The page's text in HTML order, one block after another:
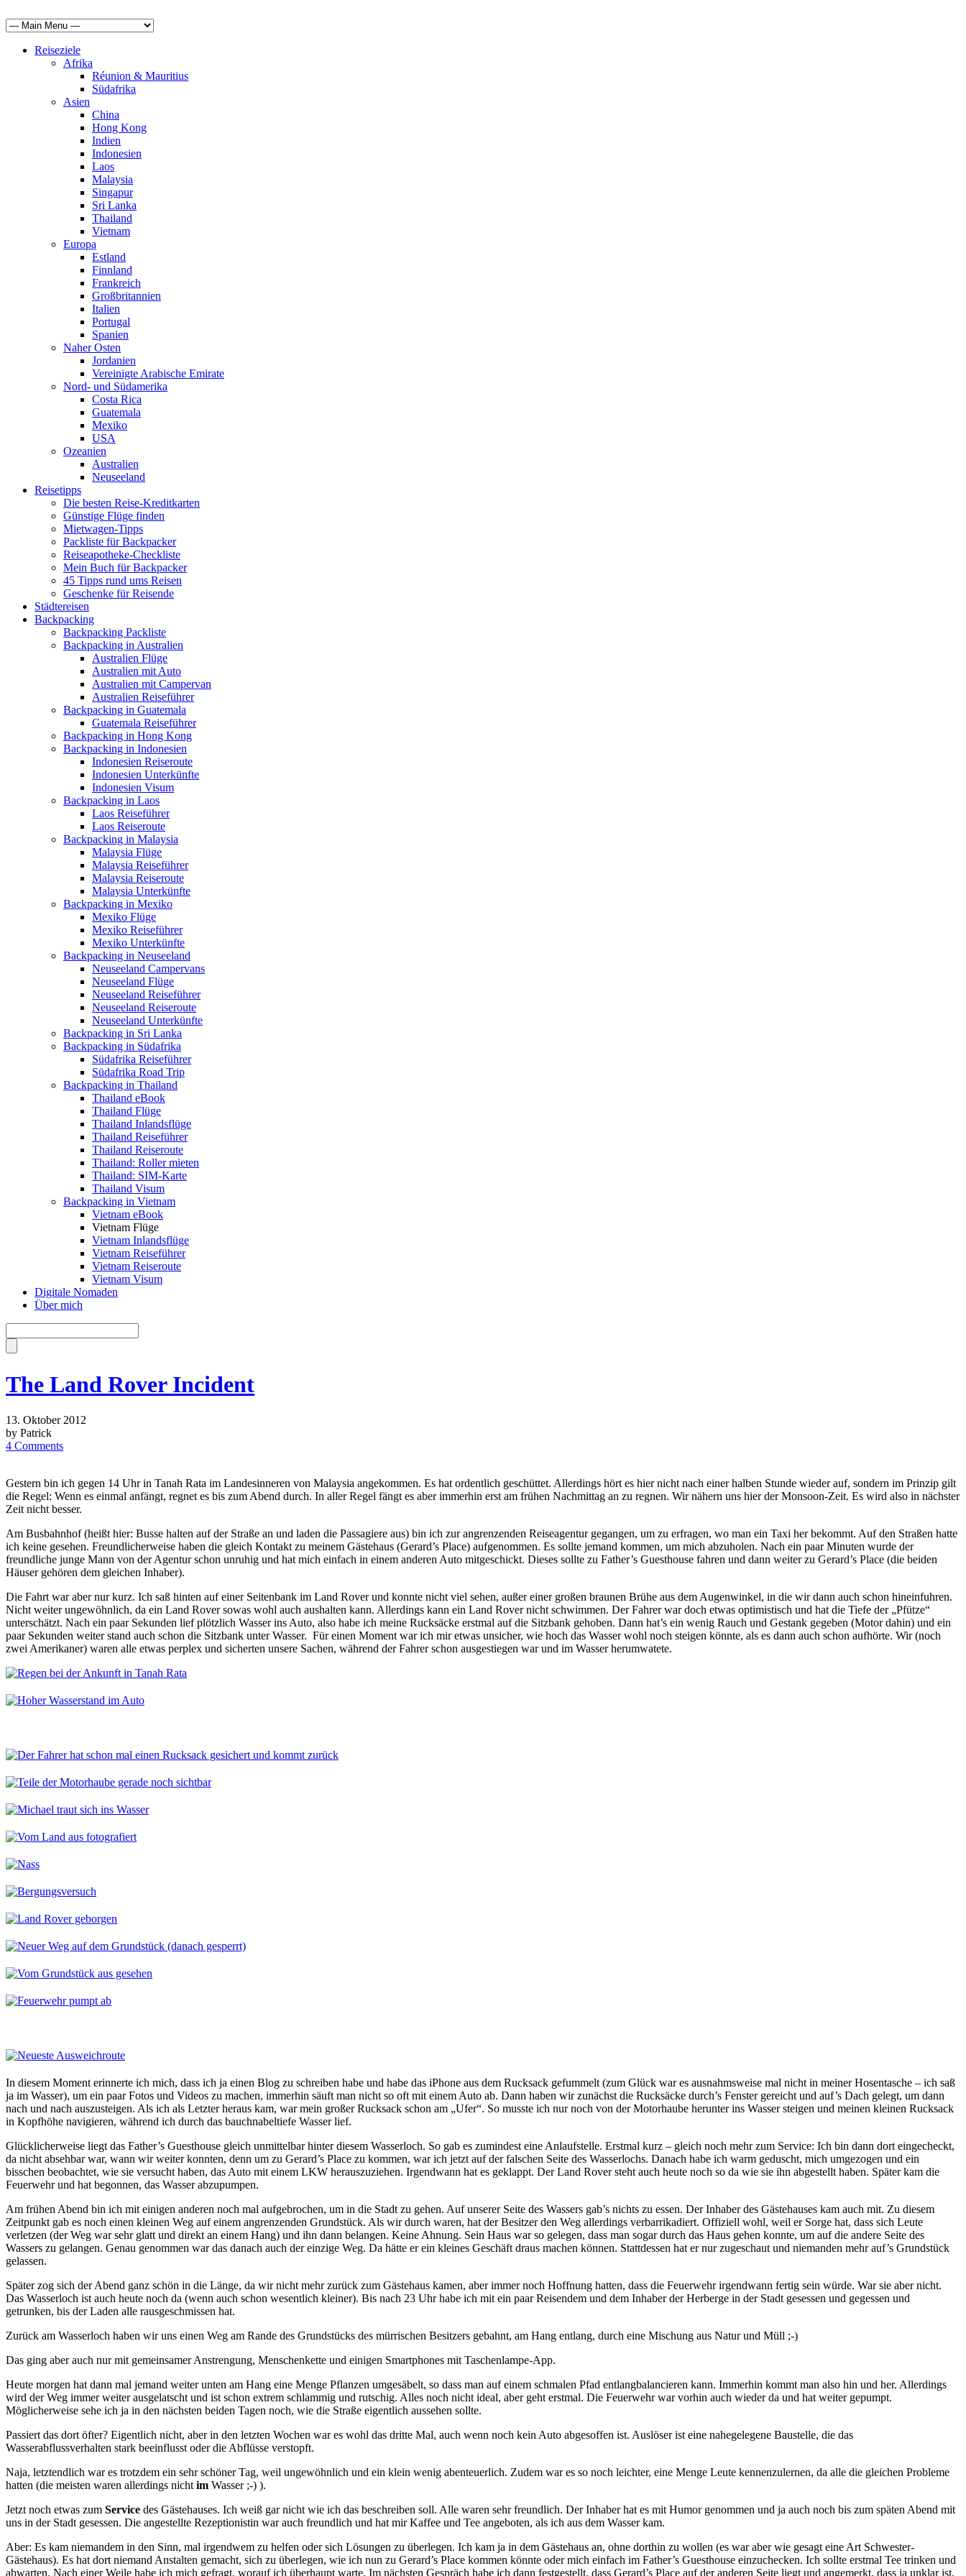
Reiseziele
Afrika
Réunion & Mauritius
Südafrika
Asien
China
Hong Kong
Indien
Indonesien
Laos
Malaysia
Singapur
Sri Lanka
Thailand
Vietnam
Europa
Estland
Finnland
Frankreich
Großbritannien
Italien
Portugal
Spanien
Naher Osten
Jordanien
Vereinigte Arabische Emirate
Nord- und Südamerika
Costa Rica
Guatemala
Mexiko
USA
Ozeanien
Australien
Neuseeland
Reisetipps
Die besten Reise-Kreditkarten
Günstige Flüge finden
Mietwagen-Tipps
Packliste für Backpacker
Reiseapotheke-Checkliste
Mein Buch für Backpacker
45 Tipps rund ums Reisen
Geschenke für Reisende
Städtereisen
Backpacking
Backpacking Packliste
Backpacking in Australien
Australien Flüge
Australien mit Auto
Australien mit Campervan
Australien Reiseführer
Backpacking in Guatemala
Guatemala Reiseführer
Backpacking in Hong Kong
Backpacking in Indonesien
Indonesien Reiseroute
Indonesien Unterkünfte
Indonesien Visum
Backpacking in Laos
Laos Reiseführer
Laos Reiseroute
Backpacking in Malaysia
Malaysia Flüge
Malaysia Reiseführer
Malaysia Reiseroute
Malaysia Unterkünfte
Backpacking in Mexiko
Mexiko Flüge
Mexiko Reiseführer
Mexiko Unterkünfte
Backpacking in Neuseeland
Neuseeland Campervans
Neuseeland Flüge
Neuseeland Reiseführer
Neuseeland Reiseroute
Neuseeland Unterkünfte
Backpacking in Sri Lanka
Backpacking in Südafrika
Südafrika Reiseführer
Südafrika Road Trip
Backpacking in Thailand
Thailand eBook
Thailand Flüge
Thailand Inlandsflüge
Thailand Reiseführer
Thailand Reiseroute
Thailand: Roller mieten
Thailand: SIM-Karte
Thailand Visum
Backpacking in Vietnam
Vietnam eBook
Vietnam Flüge
Vietnam Inlandsflüge
Vietnam Reiseführer
Vietnam Reiseroute
Vietnam Visum
Digitale Nomaden
Über mich
The Land Rover Incident
13. Oktober 2012
by Patrick
4 Comments
Gestern bin ich gegen 14 Uhr in Tanah Rata im Landesinneren von Malaysia angekommen. Es hat ordentlich geschüttet. Allerdings hört es hier nicht nach einer halben Stunde wieder auf, sondern im Prinzip gilt
die Regel: Wenn es einmal anfängt, regnet es bis zum Abend durch. In aller Regel fängt es aber immerhin erst am frühen Nachmittag an zu regnen. Wir nähern uns hier der Monsoon-Zeit. Es wird also in nächster
Zeit nicht besser.
Am Busbahnhof (heißt hier: Busse halten auf der Straße an und laden die Passagiere aus) bin ich zur angrenzenden Reiseagentur gegangen, um zu erfragen, wo man ein Taxi her bekommt. Auf den Straßen hatte
ich keine gesehen. Freundlicherweise haben die gleich Kontakt zu meinem Gästehaus (Gerard’s Place) aufgenommen. Es sollte jemand kommen, um mich abzuholen. Nach ein paar Minuten wurde der
freundliche junge Mann von der Agentur schon unruhig und hat mich einfach in einem anderen Auto mitgeschickt. Dieses sollte zu Father’s Guesthouse fahren und dann weiter zu Gerard’s Place (die beiden
Häuser gehören dem gleichen Inhaber).
Die Fahrt war aber nur kurz. Ich saß hinten auf einer Seitenbank im Land Rover und konnte nicht viel sehen, außer einer großen braunen Brühe aus dem Augenwinkel, in die wir dann auch schon hineinfuhren.
Nicht weiter ungewöhnlich, da ein Land Rover sowas wohl auch aushalten kann. Allerdings kann ein Land Rover nicht schwimmen. Der Fahrer war doch etwas optimistisch und hat die Tiefe der „Pfütze“
unterschätzt. Nach ein paar Sekunden lief plötzlich Wasser ins Auto, also habe ich meine Rucksäcke erstmal auf die Sitzbank gehoben. Dann hat’s ein wenig Rauch und Gestank gegeben (Motor dahin) und ein
paar Sekunden weiter stand auch schon die Sitzbank unter Wasser. Für einen Moment war ich mir etwas unsicher, wie hoch das Wasser wohl noch steigen könnte, als es dann auch schon aufhörte. Wir (noch
zwei Amerikaner) waren alle etwas perplex und sicherten unsere Sachen, während der Fahrer schon ausgestiegen war und im Wasser herumwatete.
In diesem Moment erinnerte ich mich, dass ich ja einen Blog zu schreiben habe und habe das iPhone aus dem Rucksack gefummelt (zum Glück war es ausnahmsweise mal nicht in meiner Hosentasche – ich saß
ja im Wasser), um ein paar Fotos und Videos zu machen, immerhin säuft man nicht so oft mit einem Auto ab. Dann haben wir zunächst die Rucksäcke durch’s Fenster gereicht und auf’s Dach gelegt, um dann
nach und nach auszusteigen. Als ich als Letzter heraus kam, war mein großer Rucksack schon am „Ufer“. So musste ich nur noch von der Motorhaube herunter ins Wasser steigen und meinen kleinen Rucksack
in Kopfhöhe navigieren, während ich durch das bauchnabeltiefe Wasser lief.
Glücklicherweise liegt das Father’s Guesthouse gleich unmittelbar hinter diesem Wasserloch. So gab es zumindest eine Anlaufstelle. Erstmal kurz – gleich noch mehr zum Service: Ich bin dann dort eingecheckt,
da nicht absehbar war, wann wir weiter konnten, denn um zu Gerard’s Place zu kommen, war ich jetzt auf der falschen Seite des Wasserlochs. Danach habe ich warm geduscht, mich umgezogen und ein
bisschen beobachtet, wie sie versucht haben, das Auto mit einem LKW herauszuziehen. Irgendwann hat es geklappt. Der Land Rover steht auch heute noch so da wie sie ihn abgestellt haben. Später kam die
Feuerwehr und hat begonnen, das Wasser abzupumpen.
Am frühen Abend bin ich mit einigen anderen noch mal aufgebrochen, um in die Stadt zu gehen. Auf unserer Seite des Wassers gab’s nichts zu essen. Der Inhaber des Gästehauses kam auch mit. Zu diesem
Zeitpunkt gab es noch einen kleinen Weg auf einem angrenzenden Grundstück. Als wir durch waren, hat der Besitzer den Weg allerdings verbarrikadiert. Offiziell wohl, weil er Sorge hat, dass sich Leute
verletzen (der Weg war sehr glatt und direkt an einem Hang) und ihn dann belangen. Keine Ahnung. Sein Haus war so gelegen, dass man sogar durch das Haus gehen konnte, um auf die andere Seite des
Wassers zu gelangen. Genau genommen war das danach auch der einzige Weg. Da hätte er ein kleines Geschäft draus machen können. Stattdessen hat er nur zugeschaut und niemanden mehr auf’s Grundstück
gelassen.
Später zog sich der Abend ganz schön in die Länge, da wir nicht mehr zurück zum Gästehaus kamen, aber immer noch Hoffnung hatten, dass die Feuerwehr irgendwann fertig sein würde. War sie aber nicht.
Das Wasserloch ist auch heute noch da (wenn auch schon wesentlich kleiner). Bis nach 23 Uhr habe ich mit ein paar Reisendem und dem Inhaber der Herberge in der Stadt gesessen und gegessen und
getrunken, bis der Laden alle rausgeschmissen hat.
Zurück am Wasserloch haben wir uns einen Weg am Rande des Grundstücks des mürrischen Besitzers gebahnt, am Hang entlang, durch eine Mischung aus Natur und Müll ;-)
Das ging aber auch nur mit gemeinsamer Anstrengung, Menschenkette und einigen Smartphones mit Taschenlampe-App.
Heute morgen hat dann mal jemand weiter unten am Hang eine Menge Pflanzen umgesäbelt, so dass man auf einem schmalen Pfad entlangbalancieren kann. Immerhin kommt man also hin und her. Allerdings
wird der Weg immer weiter ausgelatscht und ist schon extrem schlammig und rutschig. Alles noch nicht ideal, aber geht erstmal. Die Feuerwehr war vorhin auch wieder da und hat weiter gepumpt.
Möglicherweise sehe ich ja in den nächsten beiden Tagen noch, wie die Straße eigentlich aussehen sollte.
Passiert das dort öfter? Eigentlich nicht, aber in den letzten Wochen war es wohl das dritte Mal, auch wenn noch kein Auto abgesoffen ist. Auslöser ist eine nahegelegene Baustelle, die das
Wasserabflussverhalten stark beeinflusst oder die Abflüsse verstopft.
Naja, letztendlich war es trotzdem ein sehr schöner Tag, weil ungewöhnlich und ein klein wenig abenteuerlich. Zudem war es so noch leichter, eine Menge Leute kennenzulernen, da alle die gleichen Probleme
hatten (die meisten waren allerdings nicht im Wasser ;-) ).
Jetzt noch etwas zum Service des Gästehauses. Ich weiß gar nicht wie ich das beschreiben soll. Alle waren sehr freundlich. Der Inhaber hat es mit Humor genommen und ja auch noch bis zum späten Abend mit
uns in der Stadt gesessen. Die angestellte Rezeptionistin war auch freundlich und hat mir Kaffee und Tee angeboten, als ich aus dem Wasser kam.
Aber: Es kam niemandem in den Sinn, mal irgendwem zu helfen oder sich Lösungen zu überlegen. Ich kam ja in dem Gästehaus an, ohne dorthin zu wollen (es war aber wie gesagt eine Art Schwester-
Gästehaus). Es hat dort niemand Anstalten gemacht, sich zu überlegen, wie ich nun zu Gerard’s Place kommen könnte oder mich einfach im Father’s Guesthouse einzuchecken. Ich sollte erstmal Tee trinken und
abwarten. Nach einer Weile habe ich mich gefragt, worauf ich überhaupt warte. Im nächsten Gespräch habe ich dann festgestellt, dass Gerard’s Place auf der anderen Seite liegt und angemerkt, dass ja unklar ist,